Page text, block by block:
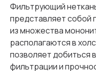
Фильтрующий
представляет собой
из множества
располагаются в
позволяет добиться
фильтрации и